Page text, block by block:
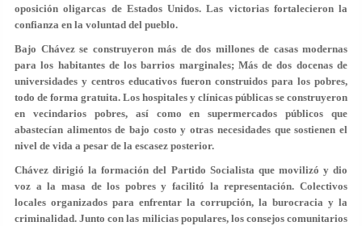
oposición oligarcas de Estados Unidos. Las victorias fortalecieron la
confianza en la voluntad del pueblo.
Bajo Chávez se construyeron más de dos millones de casas modernas
para los habitantes de los barrios marginales; Más de dos docenas de
universidades y centros educativos fueron construidos para los pobres,
todo de forma gratuita. Los hospitales y clínicas públicas se construyeron
en vecindarios pobres, así como en supermercados públicos que
abastecían alimentos de bajo costo y otras necesidades que sostienen el
nivel de vida a pesar de la escasez posterior.
Chávez dirigió la formación del Partido Socialista que movilizó y dio
voz a la masa de los pobres y facilitó la representación. Colectivos
locales organizados para enfrentar la corrupción, la burocracia y la
criminalidad. Junto con las milicias populares, los consejos comunitarios